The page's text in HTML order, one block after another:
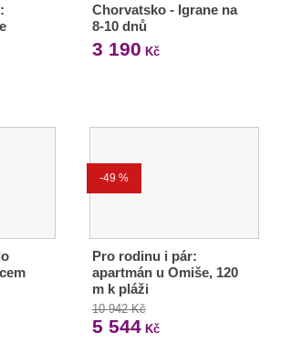
Chorvatsko - Igrane na
8-10 dnů
3 190 Kč
-49 %
Pro rodinu i pár:
apartmán u Omiše, 120
m k pláži
10 942 Kč
5 544Kč